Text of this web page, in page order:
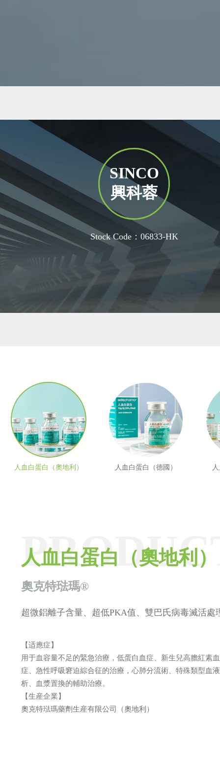
SINCO
興科蓉
Stock Code：06833-HK
人血白蛋白（奧地利） 人血白蛋白（德國）
人血白蛋白（奧地利）
奧克特琺瑪®
超微鋁離子含量、超低PKA值、雙巴氏病毒滅活處
【适應症】
用于血容量不足的緊急治療，低蛋白血症、新生兒高膽紅素血
症、急性呼吸窘迫綜合征的治療，心肺分流術、特殊類型血
析、血漿置換的輔助治療。
【生産企業】
奧克特琺瑪藥劑生産有限公司（奧地利）
人血白蛋白（德國）
人血白蛋白（瑞典）
人血白蛋白（法國）
注射用頭孢呋辛鈉